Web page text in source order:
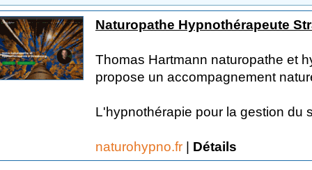
Naturopathe Hypnothérapeute
Thomas Hartmann naturopathe et
propose un accompagnement
L'hypnothérapie pour la gestion du
naturohypno.fr | Détails